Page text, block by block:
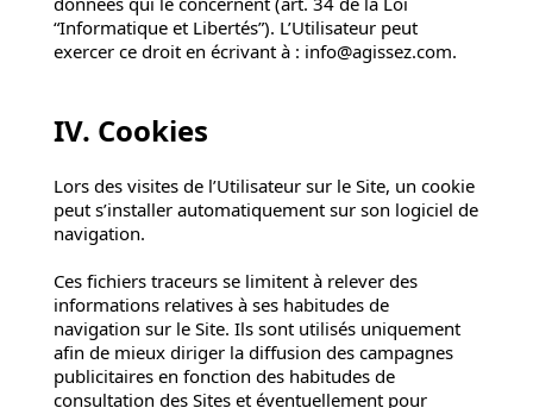
“Informatique et Libertés”). L’Utilisateur peut
exercer ce droit en écrivant à : info@agissez.com.
IV. Cookies
Lors des visites de l’Utilisateur sur le Site, un cookie
peut s’installer automatiquement sur son logiciel de
navigation.
Ces fichiers traceurs se limitent à relever des
informations relatives à ses habitudes de
navigation sur le Site. Ils sont utilisés uniquement
afin de mieux diriger la diffusion des campagnes
publicitaires en fonction des habitudes de
consultation des Sites et éventuellement pour